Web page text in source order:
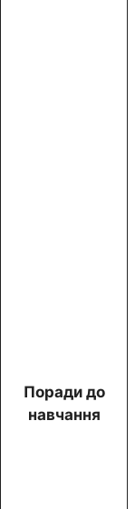
Поради до
навчання